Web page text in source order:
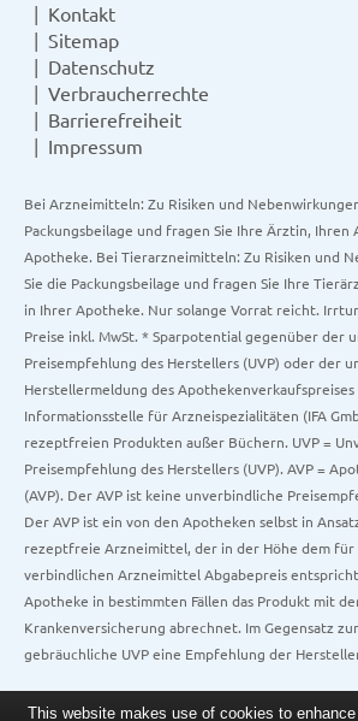
Kontakt
Sitemap
Datenschutz
Verbraucherrechte
Barrierefreiheit
Impressum
Bei Arzneimitteln: Zu Risiken und
Packungsbeilage und fragen Sie Ihre Ärztin,
Apotheke. Bei Tierarzneimitteln: Zu Risiken und
Sie die Packungsbeilage und fragen Sie Ihre
in Ihrer Apotheke. Nur solange Vorrat reicht.
Preise inkl. MwSt. * Sparpotential gegenüber der
Preisempfehlung des Herstellers (UVP) oder der
Herstellermeldung des Apothekenverkaufspreises
Informationsstelle für Arzneispezialitäten (IFA
rezeptfreien Produkten außer Büchern. UVP =
Preisempfehlung des Herstellers (UVP). AVP =
(AVP). Der AVP ist keine unverbindliche
Der AVP ist ein von den Apotheken selbst in
rezeptfreie Arzneimittel, der in der Höhe dem für
verbindlichen Arzneimittel Abgabepreis
Apotheke in bestimmten Fällen das Produkt mit
Krankenversicherung abrechnet. Im Gegensatz
gebräuchliche UVP eine Empfehlung der
This website makes use of cookies to